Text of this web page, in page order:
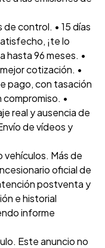
control. • 15 días
¡te lo
hasta 96 meses. •
cotización. •
pago, con tasación
compromiso. •
real y ausencia de
de vídeos y
vehículos. Más de
oficial de
postventa y
e historial
informe
Este anuncio no